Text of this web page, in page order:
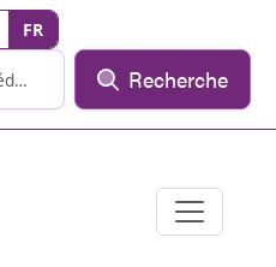
Recherche
FR